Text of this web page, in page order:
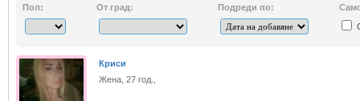
Пол: От град: Подреди по:
Криси
Жена, 27 год.,